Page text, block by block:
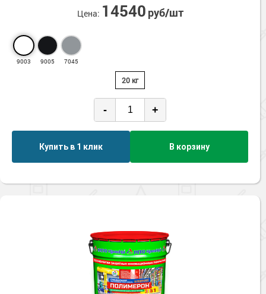
Цена: 14540 руб/шт
9003 9005 7045
20 кг
- +
Купить в 1 клик В корзину